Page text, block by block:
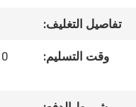
تفاصيل التغليف:
وقت التسليم: